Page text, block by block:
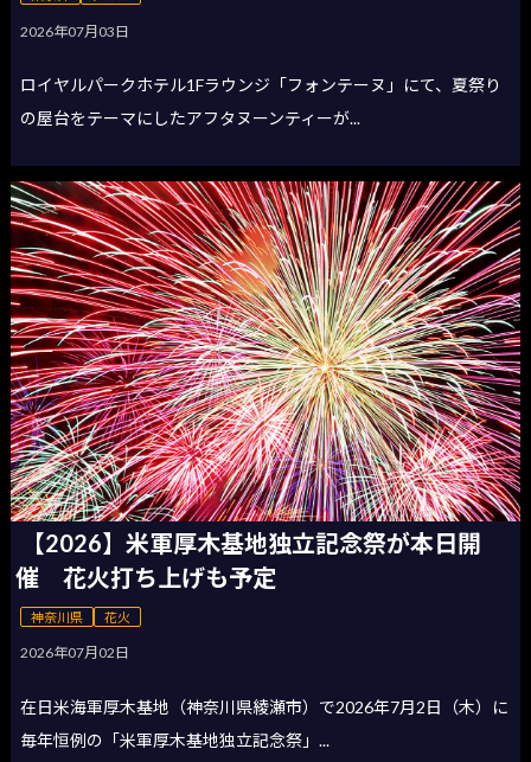
2026年07月03日
ロイヤルパークホテル1Fラウンジ「フォンテーヌ」にて、夏祭り
の屋台をテーマにしたアフタヌーンティーが...
【2026】米軍厚木基地独立記念祭が本日開
催 花火打ち上げも予定
神奈川県 花火
2026年07月02日
在日米海軍厚木基地（神奈川県綾瀬市）で2026年7月2日（木）に
毎年恒例の「米軍厚木基地独立記念祭」...